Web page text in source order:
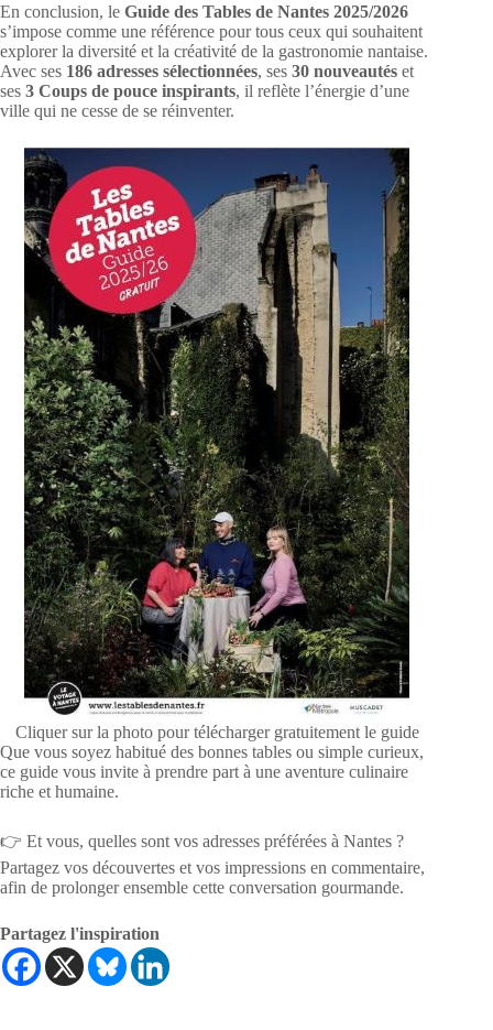
En conclusion, le Guide des Tables de Nantes 2025/2026
s’impose comme une référence pour tous ceux qui souhaitent
explorer la diversité et la créativité de la gastronomie nantaise.
Avec ses 186 adresses sélectionnées, ses 30 nouveautés et
ses 3 Coups de pouce inspirants, il reflète l’énergie d’une
ville qui ne cesse de se réinventer.
Cliquer sur la photo pour télécharger gratuitement le guide
Que vous soyez habitué des bonnes tables ou simple curieux,
ce guide vous invite à prendre part à une aventure culinaire
riche et humaine.
👉 Et vous, quelles sont vos adresses préférées à Nantes ?
Partagez vos découvertes et vos impressions en commentaire,
afin de prolonger ensemble cette conversation gourmande.
Partagez l'inspiration